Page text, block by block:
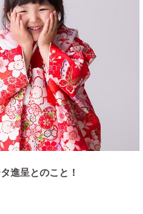
進呈とのこと！